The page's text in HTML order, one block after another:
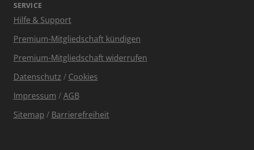
SERVICE
Hilfe & Support
Premium-Mitgliedschaft kündigen
Premium-Mitgliedschaft widerrufen
Datenschutz / Cookies
Impressum /AGB
Sitemap / Barrierefreiheit